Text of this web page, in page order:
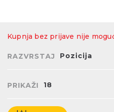
Kupnja bez prijave nije
RAZVRSTAJ Pozicija
PRIKAŽI 18